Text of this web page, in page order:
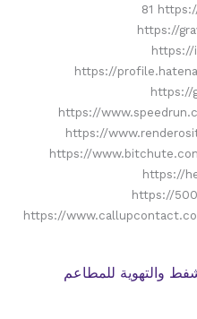
81
https://
https://
https://
https://
https://
https://
https://
https://
https://
https://
والتهوية للمطاعم